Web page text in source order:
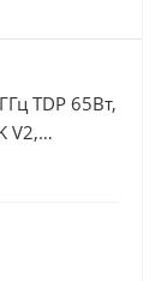
TDP 65Вт,
V2,
32Gb,